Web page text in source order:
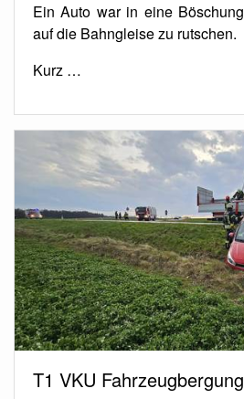
Ein Auto war in eine
auf die Bahngleise zu rutschen.
Kurz …
T1 VKU Fahrzeugbergung